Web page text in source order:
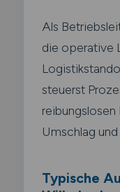
Als
die operative
steuerst
reibungslosen
Umschlag
Typische